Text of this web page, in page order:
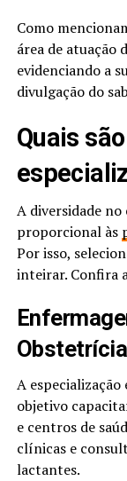
Como
área de atuação
evidenciando a
divulgação do
Quais
A diversidade no
proporcional às
Por isso,
inteirar. Confira
Obstetrícia
A especialização
objetivo
e centros de
clínicas e
lactantes.